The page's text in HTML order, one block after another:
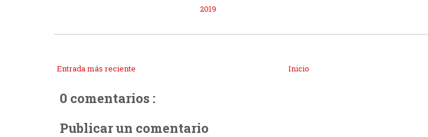
2019
Entrada más reciente Inicio
0 comentarios :
Publicar un comentario